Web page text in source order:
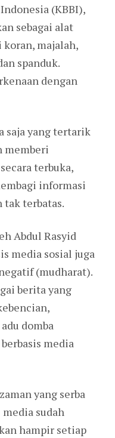
(KBBI),
sebagai alat
majalah,
spanduk.
dengan
saja yang tertarik
memberi
terbuka,
informasi
tak terbatas.
Abdul Rasyid
media sosial juga
(mudharat).
berita yang
domba
media
yang serba
sudah
hampir setiap